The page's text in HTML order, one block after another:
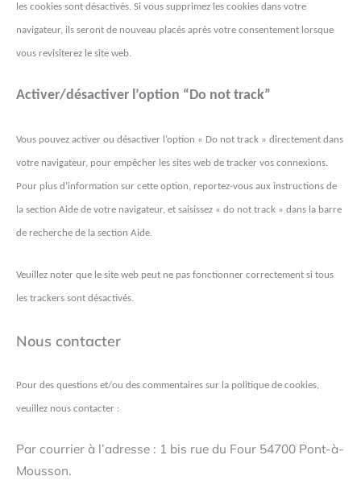
les cookies sont désactivés. Si vous supprimez les cookies dans votre
navigateur, ils seront de nouveau placés après votre consentement lorsque
vous revisiterez le site web.
Activer/désactiver l’option “Do not track”
Vous pouvez activer ou désactiver l’option « Do not track » directement dans
votre navigateur, pour empêcher les sites web de tracker vos connexions.
Pour plus d’information sur cette option, reportez-vous aux instructions de
la section Aide de votre navigateur, et saisissez « do not track » dans la barre
de recherche de la section Aide.
Veuillez noter que le site web peut ne pas fonctionner correctement si tous
les trackers sont désactivés.
Nous contacter
Pour des questions et/ou des commentaires sur la politique de cookies,
veuillez nous contacter :
Par courrier à l’adresse : 1 bis rue du Four 54700 Pont-à-
Mousson.